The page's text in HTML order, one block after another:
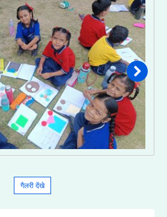
गैलरी देंखे